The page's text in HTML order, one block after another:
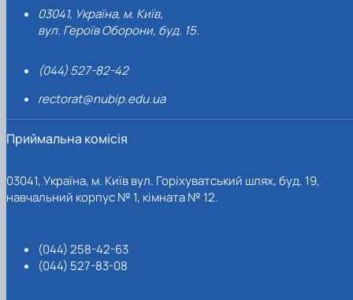
03041, Україна, м. Київ,
вул. Героїв Оборони, буд. 15.
(044) 527-82-42
rectorat@nubip.edu.ua
Приймальна комісія
03041, Україна, м. Київ вул. Горіхуватський шлях, буд. 19,
навчальний корпус № 1, кімната № 12.
(044) 258-42-63
(044) 527-83-08